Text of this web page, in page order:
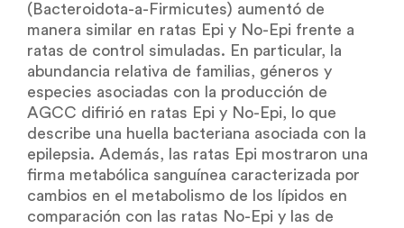
(Bacteroidota-a-Firmicutes) aumentó de
manera similar en ratas Epi y No-Epi frente a
ratas de control simuladas. En particular, la
abundancia relativa de familias, géneros y
especies asociadas con la producción de
AGCC difirió en ratas Epi y No-Epi, lo que
describe una huella bacteriana asociada con la
epilepsia. Además, las ratas Epi mostraron una
firma metabólica sanguínea caracterizada por
cambios en el metabolismo de los lípidos en
comparación con las ratas No-Epi y las de